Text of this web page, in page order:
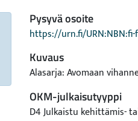
Pysyvä osoite
https://urn.fi/URN:NBN:fi-
Kuvaus
Alasarja: Avomaan
OKM-julkaisutyyppi
D4 Julkaistu kehittämis-